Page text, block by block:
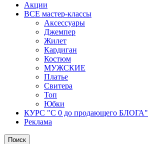
Акции
ВСЕ мастер-классы
Аксессуары
Джемпер
Жилет
Кардиган
Костюм
МУЖСКИЕ
Платье
Свитера
Топ
Юбки
КУРС "С 0 до продающего БЛОГА"
Реклама
Поиск